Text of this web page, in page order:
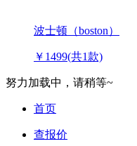
波士顿（boston）
￥1499(共1款)
努力加载中，请稍等~
首页
查报价